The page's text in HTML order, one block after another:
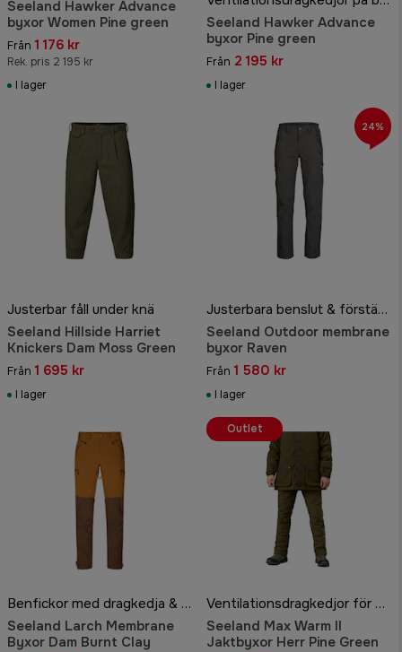
Seeland Hawker Advance
byxor Women Pine green
Från 1 176 kr
Rek. pris 2 195 kr
I lager
Seeland Hawker Advance
byxor Pine green
Från 2 195 kr
I lager
Justerbar fåll under knä
Seeland Hillside Harriet
Knickers Dam Moss Green
Från 1 695 kr
I lager
Justerbara benslut & förstärkta partier
Seeland Outdoor membrane
byxor Raven
Från 1 580 kr
I lager
24%
Benfickor med dragkedja & ankeljusteringar
Seeland Larch Membrane
Byxor Dam Burnt Clay
Ventilationsdragkedjor för aktiv jakt
Seeland Max Warm II
Jaktbyxor Herr Pine Green
Outlet